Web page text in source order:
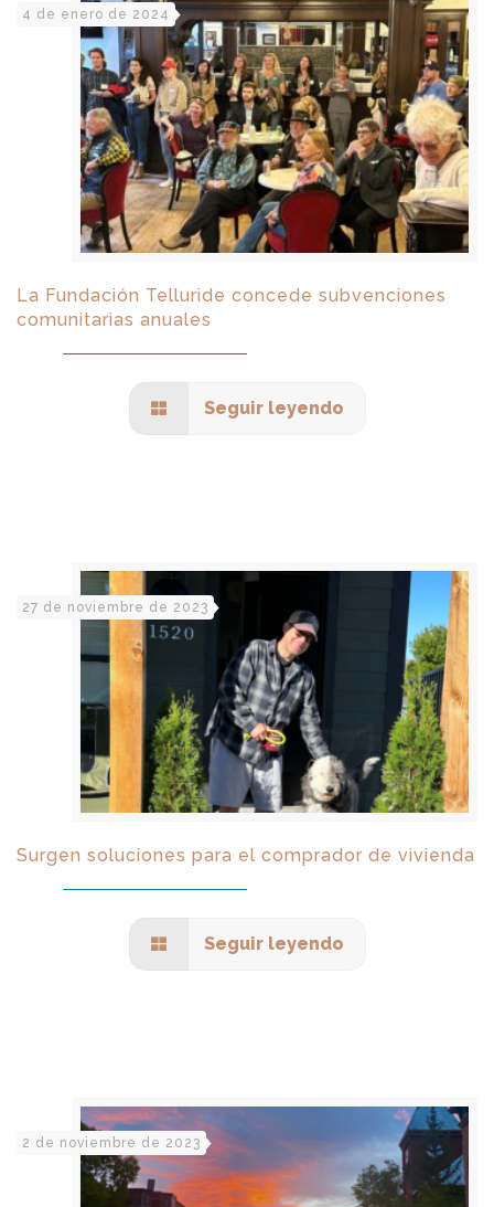
4 de enero de 2024
La Fundación Telluride concede subvenciones
comunitarias anuales
Seguir leyendo
27 de noviembre de 2023
Surgen soluciones para el comprador de vivienda
Seguir leyendo
2 de noviembre de 2023